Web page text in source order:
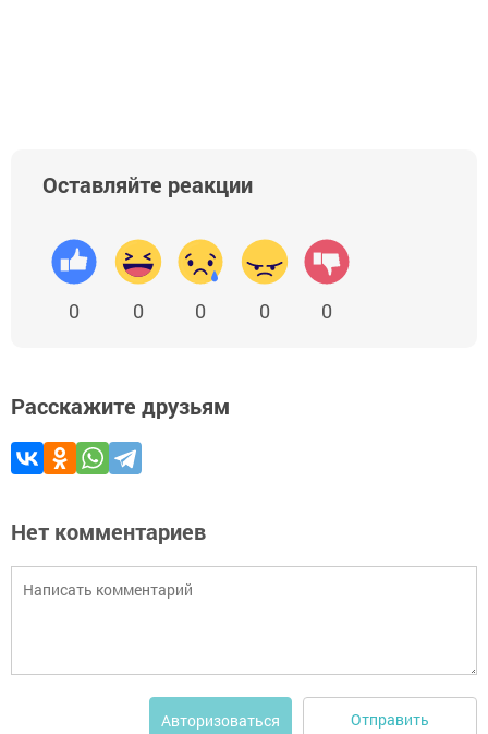
Оставляйте реакции
0 0 0 0 0
Расскажите друзьям
Нет комментариев
Авторизоваться Отправить